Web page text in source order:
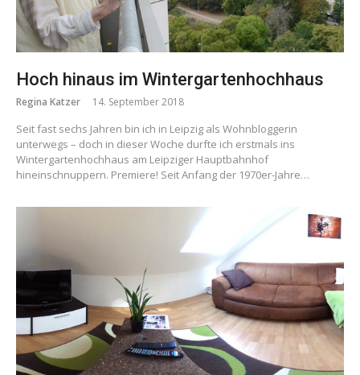
Hoch hinaus im Wintergartenhochhaus
Regina Katzer 14. September 2018
Seit fast sechs Jahren bin ich in Leipzig als Wohnbloggerin
unterwegs – doch in dieser Woche durfte ich erstmals ins
Wintergartenhochhaus am Leipziger Hauptbahnhof
hineinschnuppern. Premiere! Seit Anfang der 1970er-Jahre…